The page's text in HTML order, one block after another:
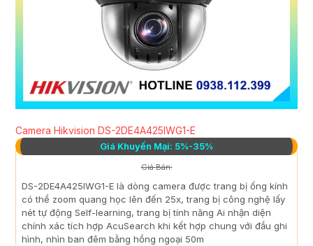
Camera Hikvision DS-2DE4A425IWG1-E
Giá Khuyến Mại: 5%-35%
Giá Bán:
DS-2DE4A425IWG1-E là dòng camera được trang bị ống kính
có thể zoom quang học lên đến 25x, trang bị công nghệ lấy
nét tự động Self-learning, trang bị tính năng Ai nhận diện
chính xác tích hợp AcuSearch khi kết hợp chung với đầu ghi
hình, nhìn ban đêm bằng hồng ngoại 50m